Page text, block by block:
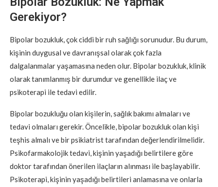
Gerekiyor?
Bipolar bozukluk, çok ciddi bir ruh sağlığı sorunudur. Bu durum,
kişinin duygusal ve davranışsal olarak çok fazla
dalgalanmalar yaşamasına neden olur. Bipolar bozukluk, klinik
olarak tanımlanmış bir durumdur ve genellikle ilaç ve
psikoterapi ile tedavi edilir.
Bipolar bozukluğu olan kişilerin, sağlık bakımı almaları ve
tedavi olmaları gerekir. Öncelikle, bipolar bozukluk olan kişi
teşhis almalı ve bir psikiatrist tarafından değerlendirilmelidir.
Psikofarmakolojik tedavi, kişinin yaşadığı belirtilere göre
doktor tarafından önerilen ilaçların alınması ile başlayabilir.
Psikoterapi, kişinin yaşadığı belirtileri anlamasına ve onlarla